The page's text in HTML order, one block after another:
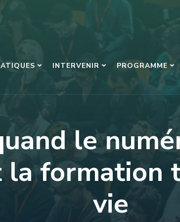
INTERVENIR PROGRAMME
le
formation
vie